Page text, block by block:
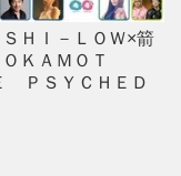
ＨＩ－ＬＯＷ×箭
ＫＡＭＯＴ
ＰＳＹＣＨＥＤ